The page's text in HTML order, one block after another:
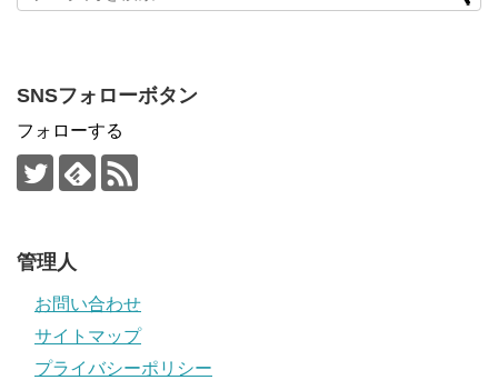
SNSフォローボタン
フォローする
管理人
お問い合わせ
サイトマップ
プライバシーポリシー